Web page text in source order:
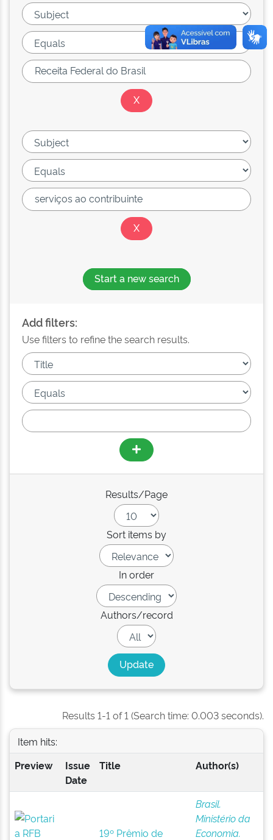
Start a new search
Add filters:
Use filters to refine the search results.
Results/Page
Sort items by
In order
Authors/record
Results 1-1 of 1 (Search time: 0.003 seconds).
Item hits:
Preview
Issue
Date
Title Author(s)
19º Prêmio de
Brasil.
Ministério da
Economia.